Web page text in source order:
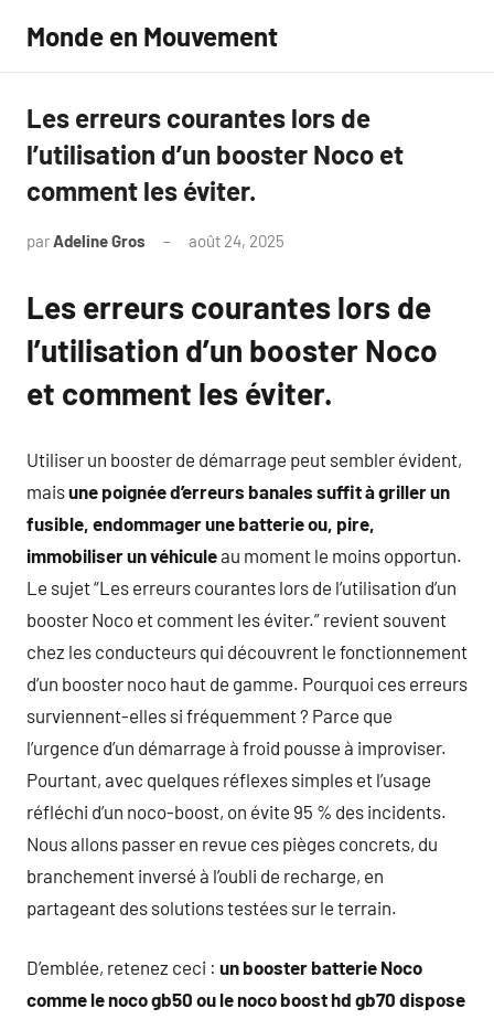
contenu
Monde en Mouvement
Les erreurs courantes lors de
l’utilisation d’un booster Noco et
comment les éviter.
parAdeline Gros août 24, 2025
Les erreurs courantes lors de
l’utilisation d’un booster Noco
et comment les éviter.
Utiliser un booster de démarrage peut sembler évident,
maisune poignée d’erreurs banales suffit à griller un
fusible, endommager une batterie ou, pire,
immobiliser un véhiculeau moment le moins opportun.
Le sujet “Les erreurs courantes lors de l’utilisation d’un
booster Noco et comment les éviter.” revient souvent
chez les conducteurs qui découvrent le fonctionnement
d’un booster noco haut de gamme. Pourquoi ces erreurs
surviennent-elles si fréquemment ? Parce que
l’urgence d’un démarrage à froid pousse à improviser.
Pourtant, avec quelques réflexes simples et l’usage
réfléchi d’un noco-boost, on évite 95 % des incidents.
Nous allons passer en revue ces pièges concrets, du
branchement inversé à l’oubli de recharge, en
partageant des solutions testées sur le terrain.
D’emblée, retenez ceci : un booster batterie Noco
comme le noco gb50 ou le noco boost hd gb70 dispose